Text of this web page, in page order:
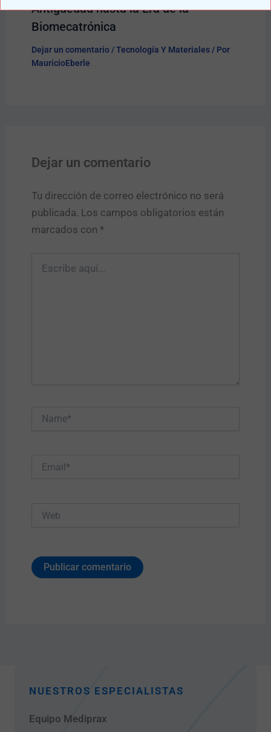
Antigüedad hasta la Era de la
Biomecatrónica
Dejar un comentario /Tecnología Y Materiales/ Por
MauricioEberle
Dejar un comentario
Tu dirección de correo electrónico no será
publicada. Los campos obligatorios están
marcados con *
aquí...
NUESTROS ESPECIALISTAS
Equipo Mediprax